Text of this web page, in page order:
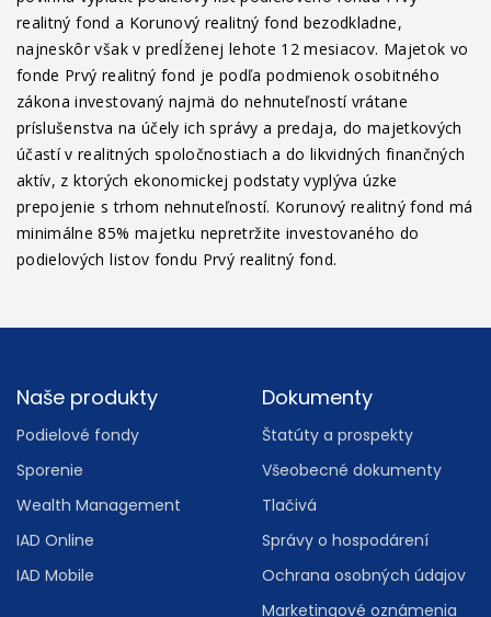
realitný fond a Korunový realitný fond bezodkladne,
najneskôr však v predĺženej lehote 12 mesiacov. Majetok vo
fonde Prvý realitný fond je podľa podmienok osobitného
zákona investovaný najmä do nehnuteľností vrátane
príslušenstva na účely ich správy a predaja, do majetkových
účastí v realitných spoločnostiach a do likvidných finančných
aktív, z ktorých ekonomickej podstaty vyplýva úzke
prepojenie s trhom nehnuteľností. Korunový realitný fond má
minimálne 85% majetku nepretržite investovaného do
podielových listov fondu Prvý realitný fond.
Footer
Naše produkty
Podielové fondy
Sporenie
Wealth Management
IAD Online
IAD Mobile
Dokumenty
Štatúty a prospekty
Všeobecné dokumenty
Tlačivá
Správy o hospodárení
Ochrana osobných údajov
Marketingové oznámenia